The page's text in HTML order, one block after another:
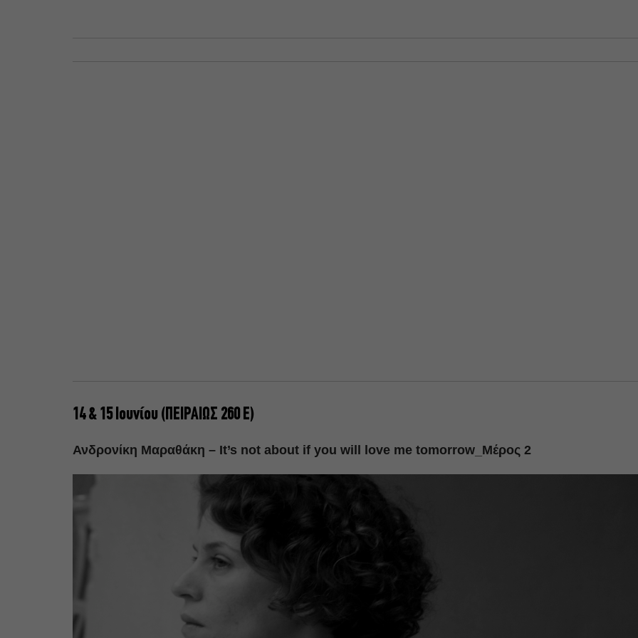
14 & 15 Ιουνίου (ΠΕΙΡΑΙΩΣ 260 Ε)
Ανδρονίκη Μαραθάκη – It’s not about if you will love me tomorrow_Μέρος 2